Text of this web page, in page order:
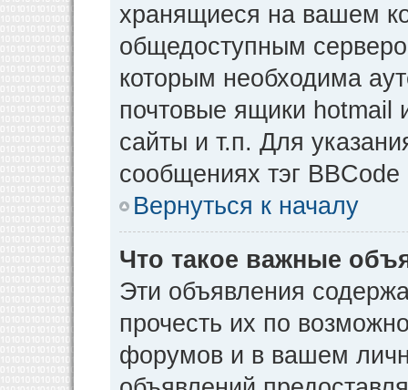
хранящиеся на вашем
общедоступным
которым необходима
почтовые ящики
сайты и т.п. Для
сообщениях тэг BBCode
Вернуться к началу
Что такое важные
Эти объявления
прочесть их по
форумов и в вашем